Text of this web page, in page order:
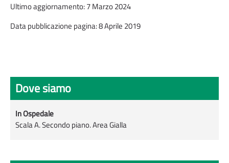
Ultimo aggiornamento: 7 Marzo 2024
Data pubblicazione pagina: 8 Aprile 2019
Dove siamo
In Ospedale
Scala A. Secondo piano. Area Gialla